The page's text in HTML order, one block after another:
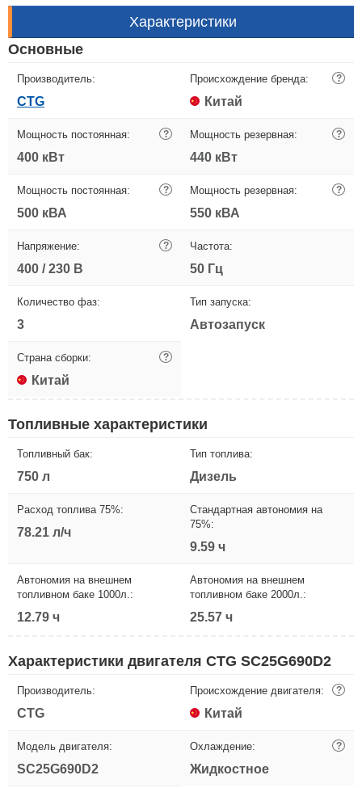
Характеристики
Основные
Производитель:
CTG
Происхождение бренда: ?
Китай
Мощность постоянная: ?
400 кВт
Мощность резервная: ?
440 кВт
Мощность постоянная: ?
500 кВА
Мощность резервная: ?
550 кВА
Напряжение: ?
400 / 230 В
Частота:
50 Гц
Количество фаз:
3
Тип запуска:
Автозапуск
Страна сборки: ?
Китай
Топливные характеристики
Топливный бак:
750 л
Тип топлива:
Дизель
Расход топлива 75%:
78.21 л/ч
Стандартная автономия на
75%:
9.59 ч
Автономия на внешнем
топливном баке 1000л.:
12.79 ч
Автономия на внешнем
топливном баке 2000л.:
25.57 ч
Характеристики двигателя CTG SC25G690D2
Производитель:
CTG
Происхождение двигателя: ?
Китай
Модель двигателя:
SC25G690D2
Охлаждение: ?
Жидкостное